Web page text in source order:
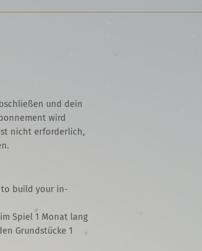
und dein
wird
nicht erforderlich,
to build your in-
Spiel 1 Monat lang
Grundstücke 1